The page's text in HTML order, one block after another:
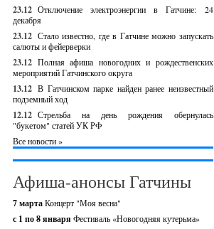
23.12 Отключение электроэнергии в Гатчине: 24
декабря
23.12 Стало известно, где в Гатчине можно запускать
салюты и фейерверки
23.12 Полная афиша новогодних и рождественских
мероприятий Гатчинского округа
13.12 В Гатчинском парке найден ранее неизвестный
подземный ход
12.12 Стрельба на день рождения обернулась
"букетом" статей УК РФ
Все новости »
Афиша-анонсы Гатчины
7 мартаКонцерт "Моя весна"
с 1 по 8 января Фестиваль «Новогодняя кутерьма»